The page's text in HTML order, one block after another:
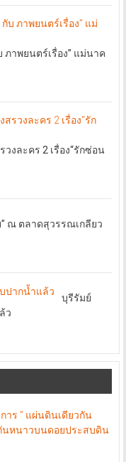
าพยนตร์เรื่อง” แม่นาค
งละคร 2 เรื่อง“รักซ่อน
ณ ตลาดสุวรรณเกลียว
บุรีรัมย์
ว